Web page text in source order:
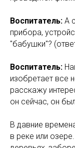
Воспитатель: А
прибора,
"бабушки"?
Воспитатель:
изобретает все
расскажу
он сейчас, он
В давние
в реке или